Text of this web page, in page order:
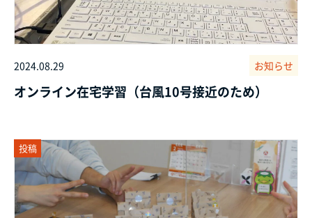
2024.08.29 お知らせ
オンライン在宅学習（台風10号接近のため）
投稿